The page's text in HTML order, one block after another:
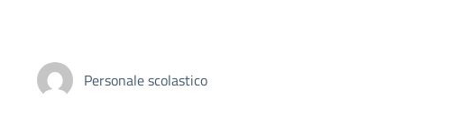
Personale scolastico